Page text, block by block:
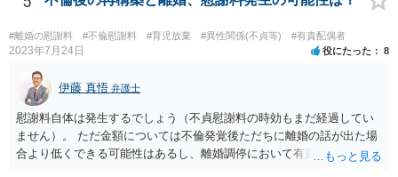
#離婚の慰謝料 #不倫慰謝料 #育児放棄 #異性関係(不貞等) #有責配偶者
2023年7月24日 役にたった 8
伊藤 真悟 弁護士
慰謝料自体は発生するでしょう（不貞慰謝料の時効もまだ経過してい
ません）。 ただ金額については不倫発覚後ただちに離婚の話が出た場
合より低くできる可能性はあるし、離婚調停において有責配偶者の主